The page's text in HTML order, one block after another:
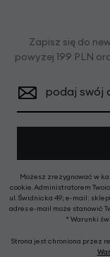
Zapisz się do
powyżej 199 PLN
podaj swój
Możesz zrezygnować w
cookie. Administratorem
ul. Świdnicka 49; e-mail:
adres e-mail może stanowić
* Warunki
Strona jest chroniona przez